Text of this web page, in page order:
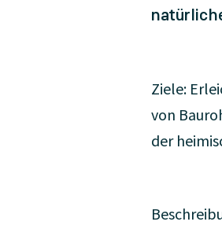
Ziele:
von
der